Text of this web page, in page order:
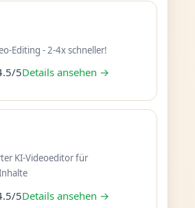
Editing - 2-4x schneller!
5Details ansehen →
KI-Videoeditor für
5Details ansehen →